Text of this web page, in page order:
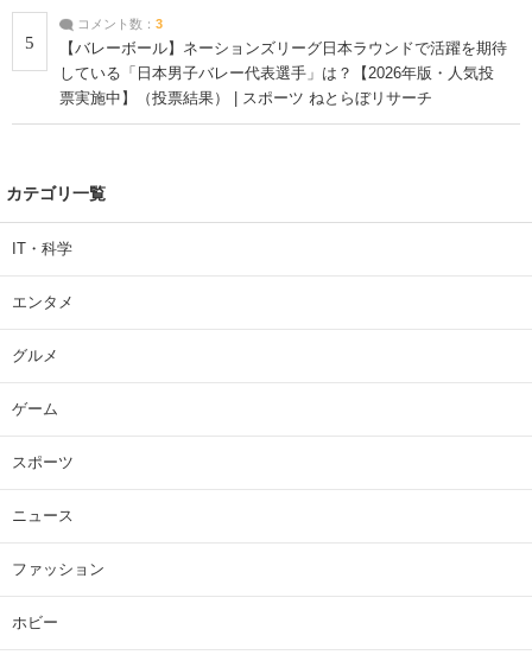
5
コメント数： 3
【バレーボール】ネーションズリーグ日本ラウンドで活躍を期待
している「日本男子バレー代表選手」は？【2026年版・人気投
票実施中】（投票結果） | スポーツ ねとらぼリサーチ
カテゴリ一覧
IT・科学
エンタメ
グルメ
ゲーム
スポーツ
ニュース
ファッション
ホビー